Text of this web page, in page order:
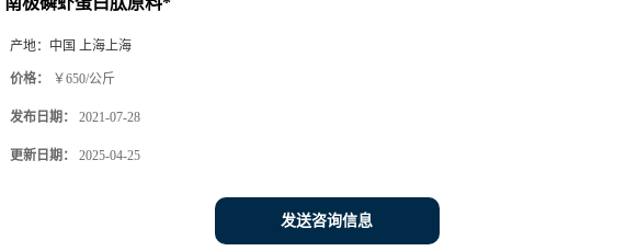
产地： 中国 上海上海
价格： ￥650/公斤
发布日期： 2021-07-28
更新日期： 2025-04-25
发送咨询信息